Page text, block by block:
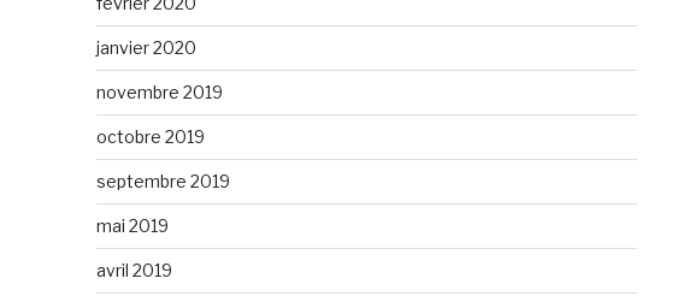
janvier 2020
novembre 2019
octobre 2019
septembre 2019
mai 2019
avril 2019